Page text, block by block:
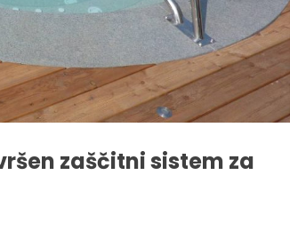
zaščitni sistem za